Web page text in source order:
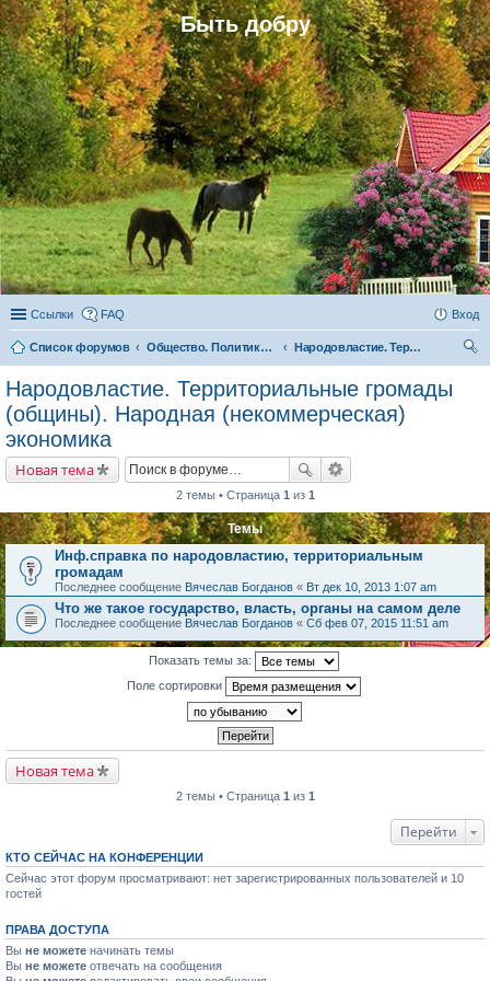
Быть добру
Ссылки FAQ Вход
Список форумов Общество. Политика. Экономика. Народовластие. Территориальные громады (общины)
Народовластие. Территориальные громады (общины). Народная (некоммерческая) экономика
Народовластие. Территориальные громады
(общины). Народная (некоммерческая)
экономика
Новая тема
2 темы • Страница 1 из 1
Темы
Инф.справка по народовластию, территориальным
громадам
Последнее сообщение Вячеслав Богданов « Вт дек 10, 2013 1:07 am
Что же такое государство, власть, органы на самом деле
Последнее сообщение Вячеслав Богданов « Сб фев 07, 2015 11:51 am
Показать темы за:
Поле сортировки
Новая тема
2 темы • Страница 1 из 1
Перейти
КТО СЕЙЧАС НА КОНФЕРЕНЦИИ
Сейчас этот форум просматривают: нет зарегистрированных пользователей и 10
гостей
ПРАВА ДОСТУПА
Вы не можете начинать темы
Вы не можете отвечать на сообщения